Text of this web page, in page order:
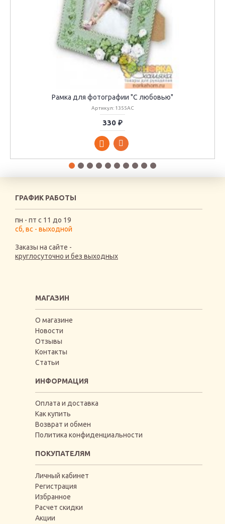
Рамка для фотографии "С любовью"
Артикул: 1355АС
330 ₽
ГРАФИК РАБОТЫ
пн - пт с 11 до 19
сб, вс - выходной
Заказы на сайте -
круглосуточно и без выходных
МАГАЗИН
О магазине
Новости
Отзывы
Контакты
Статьи
ИНФОРМАЦИЯ
Оплата и доставка
Как купить
Возврат и обмен
Политика конфиденциальности
ПОКУПАТЕЛЯМ
Личный кабинет
Регистрация
Избранное
Расчет скидки
Акции